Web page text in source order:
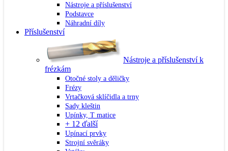
Nástroje a příslušenství
Podstavce
Náhradní díly
Příslušenství
Nástroje a příslušenství k
frézkám
Otočné stoly a děličky
Frézy
Vrtačková sklíčidla a trny
Sady kleštin
Upínky, T matice
+ 12 ďalší
Upínací prvky
Strojní svěráky